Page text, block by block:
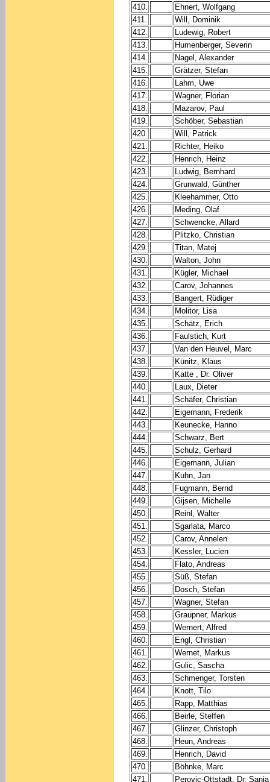
410.
Ehnert, Wolfgang
411.
Will, Dominik
412.
Ludewig, Robert
413.
Humenberger, Severin
414.
Nagel, Alexander
415.
Grätzer, Stefan
416.
Lahm, Uwe
417.
Wagner, Florian
418.
Mazarov, Paul
419.
Schöber, Sebastian
420.
Will, Patrick
421.
Richter, Heiko
422.
Henrich, Heinz
423.
Ludwig, Bernhard
424.
Grunwald, Günther
425.
Kleehammer, Otto
426.
Meding, Olaf
427.
Schwencke, Allard
428.
Plitzko, Christian
429.
Titan, Matej
430.
Walton, John
431.
Kügler, Michael
432.
Carov, Johannes
433.
Bangert, Rüdiger
434.
Molitor, Lisa
435.
Schätz, Erich
436.
Faulstich, Kurt
437.
Van den Heuvel, Marc
438.
Künitz, Klaus
439.
Katte , Dr. Oliver
440.
Laux, Dieter
441.
Schäfer, Christian
442.
Eigemann, Frederik
443.
Keunecke, Hanno
444.
Schwarz, Bert
445.
Schulz, Gerhard
446.
Eigemann, Julian
447.
Kuhn, Jan
448.
Fugmann, Bernd
449.
Gijsen, Michelle
450.
Reinl, Walter
451.
Sgarlata, Marco
452.
Carov, Annelen
453.
Kessler, Lucien
454.
Flato, Andreas
455.
Süß, Stefan
456.
Dosch, Stefan
457.
Wagner, Stefan
458.
Graupner, Markus
459.
Wernert, Alfred
460.
Engl, Christian
461.
Wernet, Markus
462.
Gulic, Sascha
463.
Schmenger, Torsten
464.
Knott, Tilo
465.
Rapp, Matthias
466.
Beirle, Steffen
467.
Glinzer, Christoph
468.
Heun, Andreas
469.
Henrich, David
470.
Böhnke, Marc
471.
Perovic-Ottstadt, Dr. Sanja